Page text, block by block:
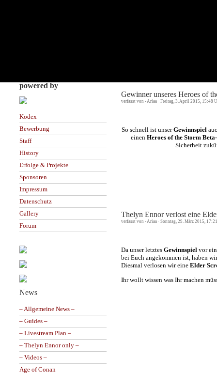
powered by
Kodex
Bewerbung
Staff
History
Erfolge & Projekte
Sponsoren
Impressum
Datenschutz
Gallery
Forum
News
– Allgemeine News –
– Guides –
– Livestream Plan –
– Thelyn Ennor only –
– Videos –
Age of Conan
Gewinner unseres Heroes of
verfasst von - Ariaa · Freitag, 3. April 2015, 15:48
So schnell ist unserGewinnspiel
einen Heroes of the Storm
Sicherheit
Thelyn Ennor verlost eine
verfasst von - Ariaa · Sonntag, 29. März 2015,
Da unser letztes Gewinnspiel vor
bei Euch angekommen ist, haben
Diesmal verlosen wir eine Elder
Ihr wollt wissen was Ihr machen